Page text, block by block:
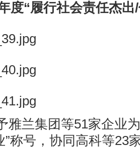
度“履行社会责任杰出
雅兰集团等51家企业
称号，协同高科等23